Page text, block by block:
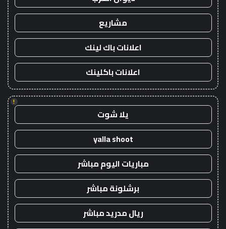
مشاريع
اعلانات باك لينك
اعلانات باكلينك
!
يلا شوت
yalla shoot
مباريات اليوم مباشر
برشلونة مباشر
ريال مدريد مباشر